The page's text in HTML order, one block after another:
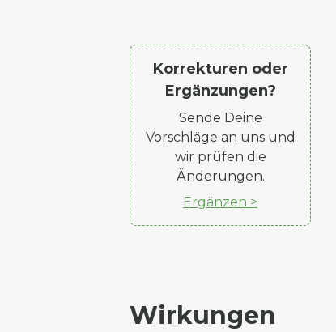
Korrekturen oder
Ergänzungen?
Sende Deine
Vorschläge an uns und
wir prüfen die
Änderungen.
Ergänzen >
Wirkungen